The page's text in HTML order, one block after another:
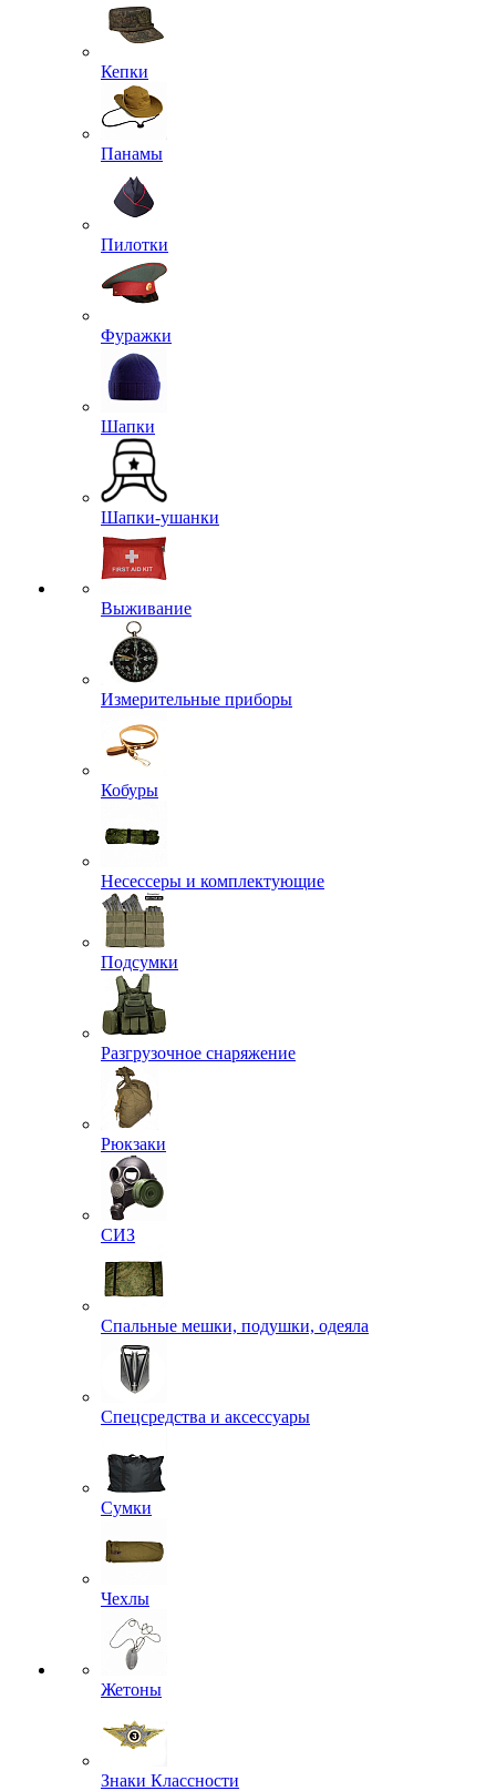
Кепки
Панамы
Пилотки
Фуражки
Шапки
Шапки-ушанки
Выживание
Измерительные приборы
Кобуры
Несессеры и комплектующие
Подсумки
Разгрузочное снаряжение
Рюкзаки
СИЗ
Спальные мешки, подушки, одеяла
Спецсредства и аксессуары
Сумки
Чехлы
Жетоны
Знаки Классности